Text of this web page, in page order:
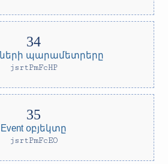
պարամետրերը
jsrtPmFcHP
Event օբյեկտը
jsrtPmFcEO